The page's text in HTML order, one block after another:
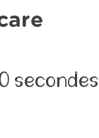
secondes